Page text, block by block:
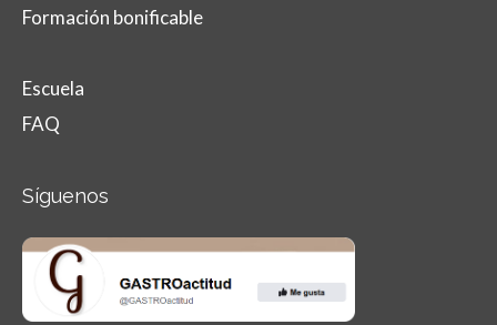
Formación bonificable
Escuela
FAQ
Síguenos